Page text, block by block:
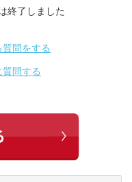
終了しました
問をする
問する